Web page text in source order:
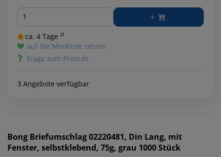
Menge
ca. 4 Tage ²⁾
auf die Merkliste setzen
Frage zum Produkt
3 Angebote verfügbar
Bong Briefumschlag 02220481, Din Lang, mit
Fenster, selbstklebend, 75g, grau 1000 Stück